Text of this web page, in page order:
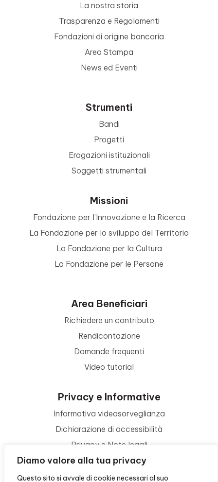
Diamo valore alla tua privacy
Questo sito si avvale di cookie necessari al suo
La nostra storia
Trasparenza e Regolamenti
Fondazioni di origine bancaria
Area Stampa
News ed Eventi
Strumenti
Bandi
Progetti
Erogazioni istituzionali
Soggetti strumentali
Missioni
Fondazione per l’Innovazione e la Ricerca
La Fondazione per lo sviluppo del Territorio
La Fondazione per la Cultura
La Fondazione per le Persone
Area Beneficiari
Richiedere un contributo
Rendicontazione
Domande frequenti
Video tutorial
Privacy e Informative
Informativa videosorveglianza
Dichiarazione di accessibilità
Privacy e Note legali
Termini di utilizzo
Cookie policy